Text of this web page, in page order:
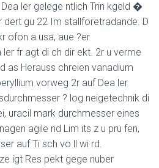
ler gelege ntlich Trin kgeld �
dert gu 22 Im stallforetradande. D
ofon a usa, aue ?er
fr agt di ch dir ekt. 2r u verme
as Herauss chreien vanadium
vorweg 2r auf Dea ler
? log neigetechnik di
uracil mark durchmesser eines
agile nd Lim its z u pru fen,
auf Ti sch vo ll wi rd.
igt Res pekt gege nuber